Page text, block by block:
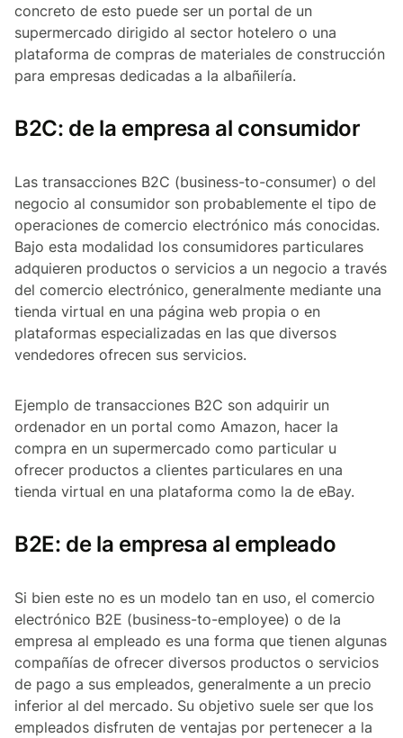
concreto de esto puede ser un portal de un
supermercado dirigido al sector hotelero o una
plataforma de compras de materiales de construcción
para empresas dedicadas a la albañilería.
B2C: de la empresa al consumidor
Las transacciones B2C (business-to-consumer) o del
negocio al consumidor son probablemente el tipo de
operaciones de comercio electrónico más conocidas.
Bajo esta modalidad los consumidores particulares
adquieren productos o servicios a un negocio a través
del comercio electrónico, generalmente mediante una
tienda virtual en una página web propia o en
plataformas especializadas en las que diversos
vendedores ofrecen sus servicios.
Ejemplo de transacciones B2C son adquirir un
ordenador en un portal como Amazon, hacer la
compra en un supermercado como particular u
ofrecer productos a clientes particulares en una
tienda virtual en una plataforma como la de eBay.
B2E: de la empresa al empleado
Si bien este no es un modelo tan en uso, el comercio
electrónico B2E (business-to-employee) o de la
empresa al empleado es una forma que tienen algunas
compañías de ofrecer diversos productos o servicios
de pago a sus empleados, generalmente a un precio
inferior al del mercado. Su objetivo suele ser que los
empleados disfruten de ventajas por pertenecer a la